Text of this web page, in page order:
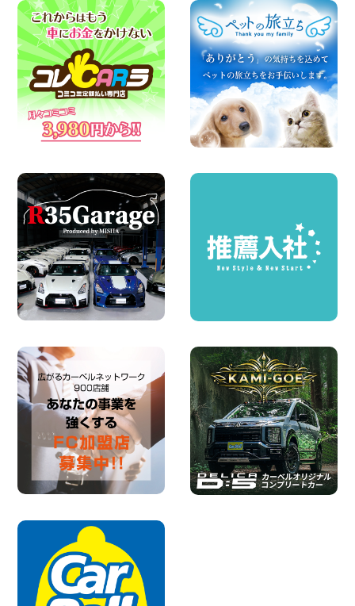
県 中川かの里店
100円レンタカー 中川かの里
2026年08月07日
☆ 夏休みクーポン登場!最大9,500円おト
ク! ☆ 鳥取県 鳥取青谷店
100円レンタカー 鳥取青谷
2026年08月07日
夏季休暇のお知らせ 東京都 墨田両国店
100円レンタカー 墨田両国
2026年08月07日
夏季休暇のお知らせ 東京都 墨田文花店
お盆も休まず営業します! 神奈川県 横浜
旭南本宿町店
100円レンタカー 横浜旭南本宿町
2026年08月07日